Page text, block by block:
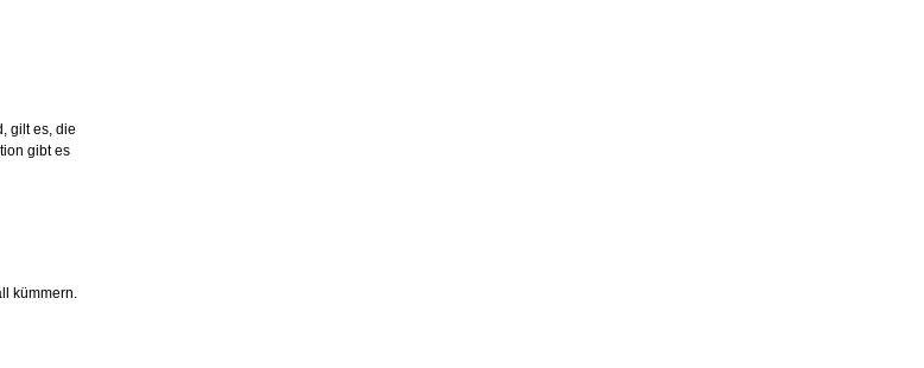
gilt es, die
gibt es
kümmern.